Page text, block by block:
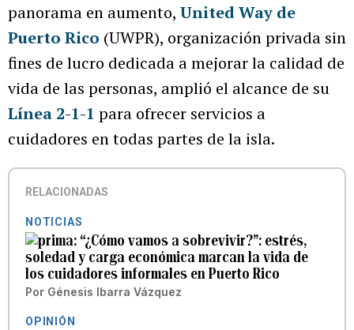
panorama en aumento, United Way de
Puerto Rico (UWPR), organización privada sin
fines de lucro dedicada a mejorar la calidad de
vida de las personas, amplió el alcance de su
Línea 2-1-1 para ofrecer servicios a
cuidadores en todas partes de la isla.
RELACIONADAS
NOTICIAS
“¿Cómo vamos a sobrevivir?”: estrés,
soledad y carga económica marcan la vida de
los cuidadores informales en Puerto Rico
Por Génesis Ibarra Vázquez
OPINIÓN